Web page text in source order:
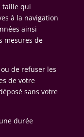
taille qui
à la navigation
ainsi
mesures de
de refuser les
de votre
sans votre
durée